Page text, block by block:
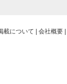
載について 会社概要